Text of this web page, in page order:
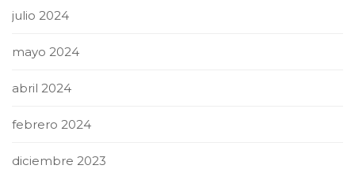
julio 2024
mayo 2024
abril 2024
febrero 2024
diciembre 2023